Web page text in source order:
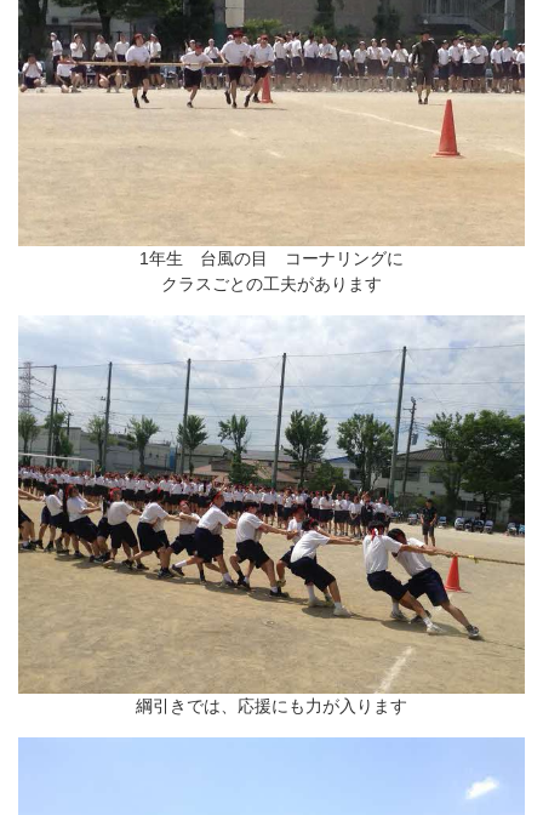
1年生 台風の目 コーナリングに
クラスごとの工夫があります
綱引きでは、応援にも力が入ります